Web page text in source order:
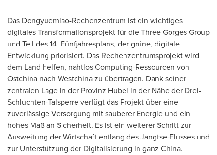
Das Dongyuemiao-Rechenzentrum ist ein wichtiges
digitales Transformationsprojekt für die Three Gorges Group
und Teil des 14. Fünfjahresplans, der grüne, digitale
Entwicklung priorisiert. Das Rechenzentrumsprojekt wird
dem Land helfen, nahtlos Computing-Ressourcen von
Ostchina nach Westchina zu übertragen. Dank seiner
zentralen Lage in der Provinz Hubei in der Nähe der Drei-
Schluchten-Talsperre verfügt das Projekt über eine
zuverlässige Versorgung mit sauberer Energie und ein
hohes Maß an Sicherheit. Es ist ein weiterer Schritt zur
Ausweitung der Wirtschaft entlang des Jangtse-Flusses und
zur Unterstützung der Digitalisierung in ganz China.